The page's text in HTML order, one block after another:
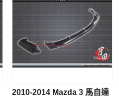
2010-2014 Mazda 3 馬自達